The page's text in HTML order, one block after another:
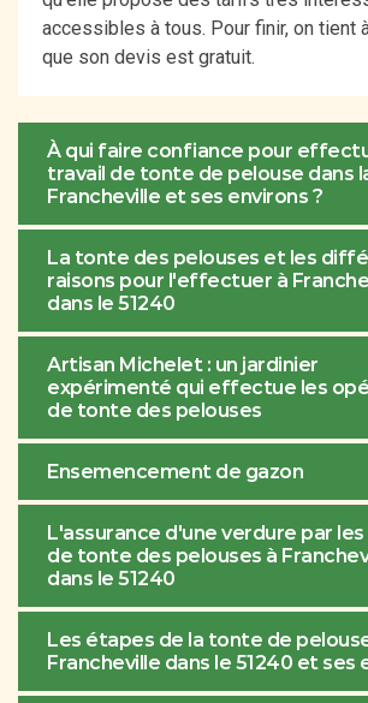
accessibles à tous. Pour finir, on tient
que son devis est gratuit.
À qui faire confiance pour
travail de tonte de pelouse dans
Francheville et ses environs ?
La tonte des pelouses et les
raisons pour l'effectuer à
dans le 51240
Artisan Michelet : un jardinier
expérimenté qui effectue les
de tonte des pelouses
Ensemencement de gazon
L'assurance d'une verdure par
de tonte des pelouses à
dans le 51240
Les étapes de la tonte de
Francheville dans le 51240 et ses